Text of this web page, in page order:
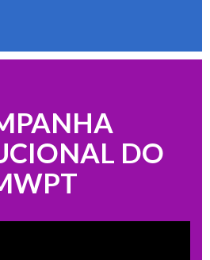
DO